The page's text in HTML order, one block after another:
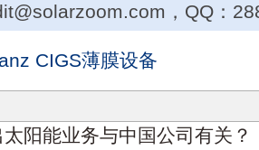
，QQ：
CIGS薄膜设备
阳能业务与中国公司有关？